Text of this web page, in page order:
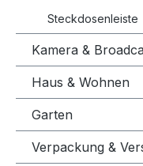
Steckdosenleiste
Kamera &
Haus & Wohnen
Garten
Verpackung &